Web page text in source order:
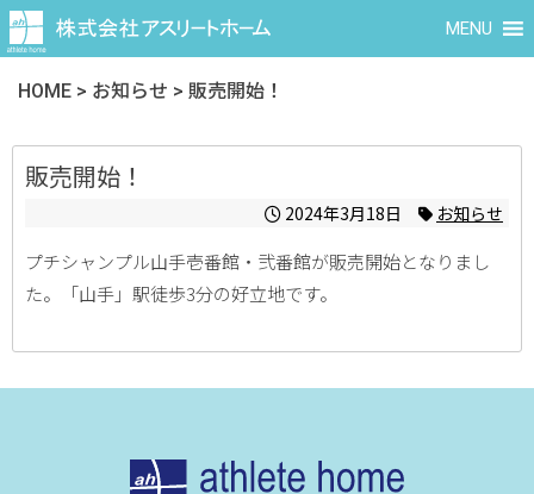
MENU
HOME > お知らせ > 販売開始！
販売開始！
2024年3月18日 お知らせ
プチシャンプル山手壱番館・弐番館が販売開始となりまし
た。「山手」駅徒歩3分の好立地です。